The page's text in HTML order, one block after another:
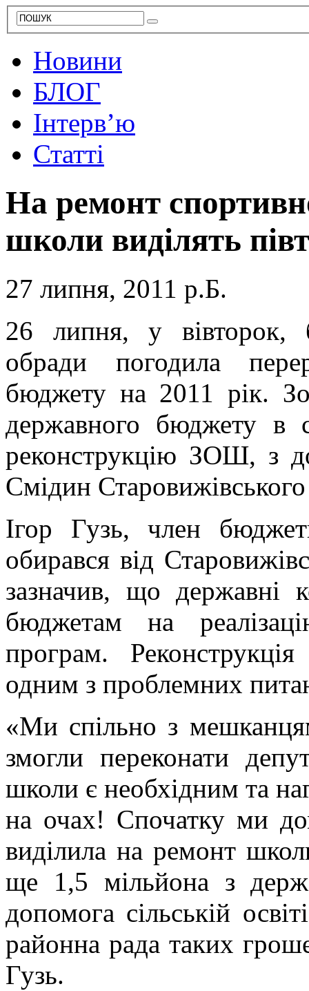
Новини
БЛОГ
Інтерв’ю
Статті
На ремонт
школи виділять
27 липня, 2011 р.Б.
26 липня, у вівторок,
обради погодила
бюджету на 2011 рік.
державного бюджету в
реконструкцію ЗОШ, з
Смідин
Ігор Гузь, член
обирався від
зазначив, що державні
бюджетам на
програм.
одним з проблемних
«Ми спільно з
змогли переконати
школи є необхідним та
на очах! Спочатку ми
виділила на ремонт
ще 1,5 мільйона з
допомога сільській
районна рада таких
Гузь.